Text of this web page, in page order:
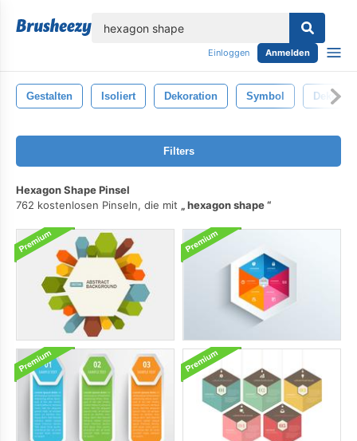
Einloggen Anmelden
Gestalten Isoliert Dekoration Symbol
Filters
Hexagon Shape Pinsel
762 kostenlosen Pinseln, die mit
hexagon shape